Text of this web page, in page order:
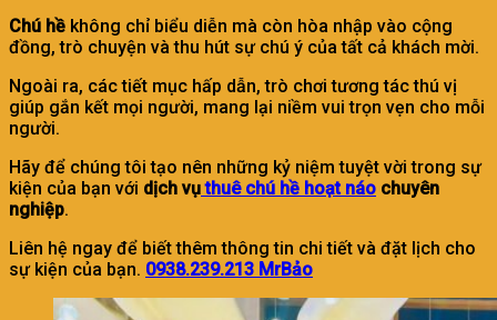
Chú hề không chỉ biểu diễn mà còn hòa nhập vào cộng
đồng, trò chuyện và thu hút sự chú ý của tất cả khách mời.
Ngoài ra, các tiết mục hấp dẫn, trò chơi tương tác thú vị
giúp gắn kết mọi người, mang lại niềm vui trọn vẹn cho mỗi
người.
Hãy để chúng tôi tạo nên những kỷ niệm tuyệt vời trong sự
kiện của bạn với dịch vụthuê chú hề hoạt náo chuyên
nghiệp.
Liên hệ ngay để biết thêm thông tin chi tiết và đặt lịch cho
sự kiện của bạn. 0938.239.213 MrBảo